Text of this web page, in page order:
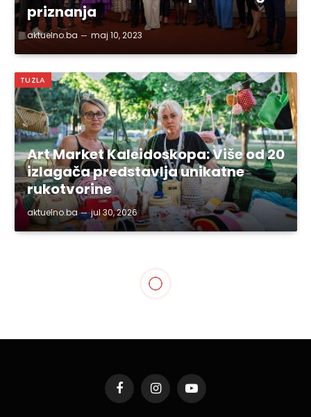
priznanja
aktuelno.ba maj 10, 2023
TUZLA
Art Market Kaleidoskopa: Više od 20
izlagača predstavlja unikatne
rukotvorine
aktuelno.ba jul 30, 2026
FacebookInstagramYouTube